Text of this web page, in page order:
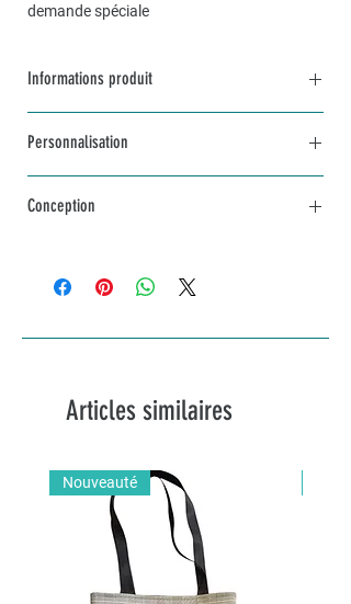
demande spéciale
Informations produit
Possibilité de faire une trousse sur mesure
Personnalisation
et sur mesure, n’hésitez pas à me contacter
Conception
envies dans un délai d'une à deux semaines
selon stock disponible
Articles similaires
Nouveauté